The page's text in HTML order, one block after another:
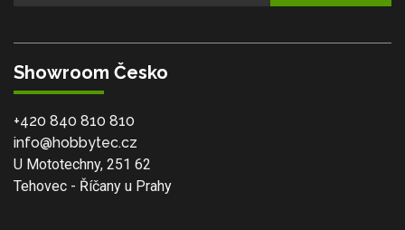
Showroom Česko
+420 840 810 810
info@hobbytec.cz
U Mototechny, 251 62
Tehovec - Říčany u Prahy